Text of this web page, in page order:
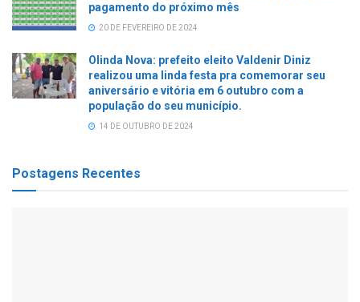
pagamento do próximo mês
20 DE FEVEREIRO DE 2024
Olinda Nova: prefeito eleito Valdenir Diniz
realizou uma linda festa pra comemorar seu
aniversário e vitória em 6 outubro com a
população do seu município.
14 DE OUTUBRO DE 2024
Postagens Recentes